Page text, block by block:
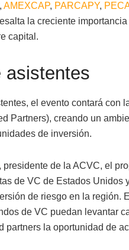
AMEXCAP, PARCAPY,
la creciente
capital.
asistentes
el evento contará con
Partners), creando un
de inversión.
, presidente de la ACVC, el
de VC de Estados Unidos
de riesgo en la región.
de VC puedan levantar
partners la oportunidad de